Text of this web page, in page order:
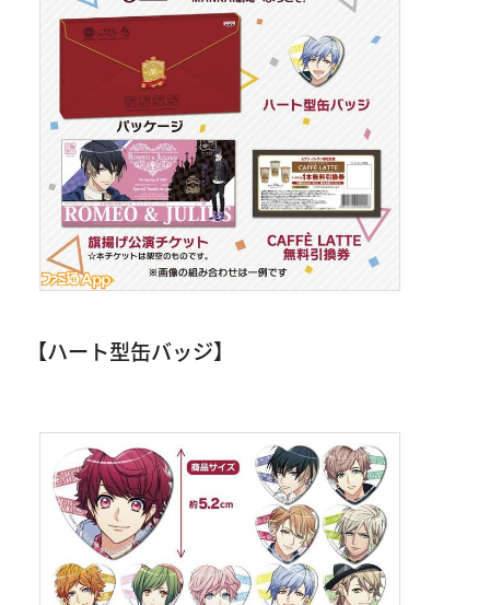
【ハート型缶バッジ】